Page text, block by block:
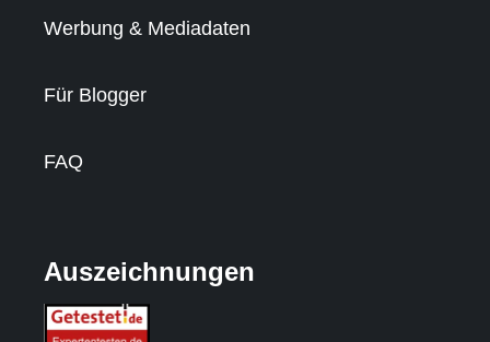
Werbung & Mediadaten
Für Blogger
FAQ
Auszeichnungen